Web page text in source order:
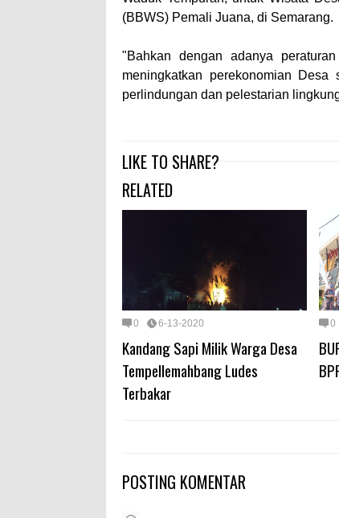
(BBWS) Pemali Juana, di Semarang.
"Bahkan dengan adanya
meningkatkan perekonomian
perlindungan dan pelestarian
LIKE TO SHARE?
RELATED
0 6-13-2020
Kandang Sapi Milik Warga Desa
Tempellemahbang Ludes
Terbakar
0
POSTING KOMENTAR